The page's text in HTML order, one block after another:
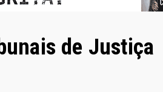
de Justiça